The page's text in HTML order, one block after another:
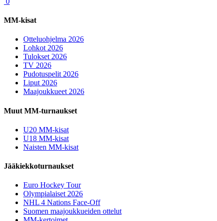
MM-kisat
Otteluohjelma 2026
Lohkot 2026
Tulokset 2026
TV 2026
Pudotuspelit 2026
Liput 2026
Maajoukkueet 2026
Muut MM-turnaukset
U20 MM-kisat
U18 MM-kisat
Naisten MM-kisat
Jääkiekkoturnaukset
Euro Hockey Tour
Olympialaiset 2026
NHL 4 Nations Face-Off
Suomen maajoukkueiden ottelut